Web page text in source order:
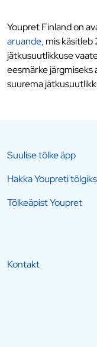
Youpret Finland on
aruande, mis
jätkusuutlikkuse
eesmärke
suurema
Suulise tõlke äpp
Hakka Youpreti tõlgiks
Tõlkeäpist Youpret
Kontakt